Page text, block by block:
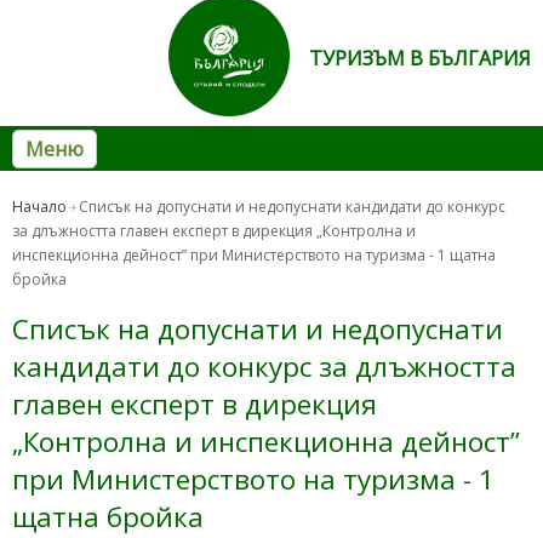
ТУРИЗЪМ В БЪЛГАРИЯ
Меню
Начало
Списък на допуснати и недопуснати кандидати до конкурс
за длъжността главен експерт в дирекция „Контролна и
инспекционна дейност” при Министерството на туризма - 1 щатна
бройка
Списък на допуснати и недопуснати
кандидати до конкурс за длъжността
главен експерт в дирекция
„Контролна и инспекционна дейност”
при Министерството на туризма - 1
щатна бройка